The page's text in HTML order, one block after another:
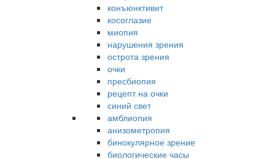
конъюнктивит
косоглазие
миопия
нарушения зрения
острота зрения
очки
пресбиопия
рецепт на очки
синий свет
амблиопия
анизометропия
бинокулярное зрение
биологические часы